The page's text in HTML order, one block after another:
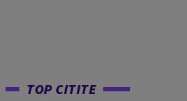
TOP CITITE